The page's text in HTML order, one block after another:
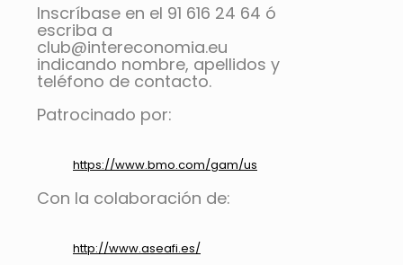
Inscríbase en el 91 616 24 64 ó
escriba a
club@intereconomia.eu
indicando nombre, apellidos y
teléfono de contacto.
Patrocinado por:
https://www.bmo.com/gam/us
Con la colaboración de:
http://www.aseafi.es/